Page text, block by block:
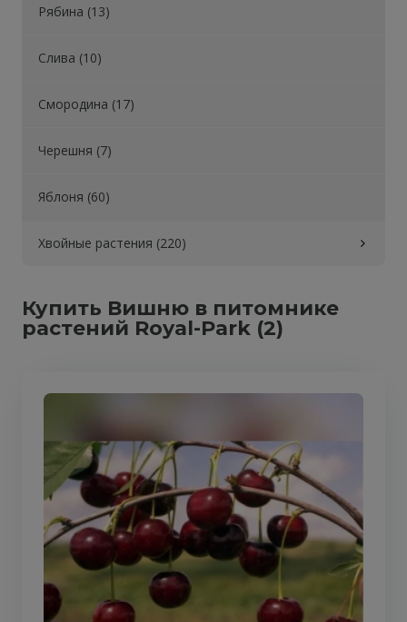
Рябина (13)
Слива (10)
Смородина (17)
Черешня (7)
Яблоня (60)
Хвойные растения (220)
Купить Вишню в питомнике
растений Royal-Park (2)